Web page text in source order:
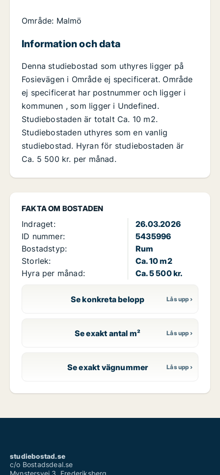
FAKTA OM BOSTADEN
Indraget:
26.03.2026
ID nummer:
5435996
Bostadstyp:
Rum
Storlek:
Ca. 10 m2
Hyra per månad:
Ca. 5 500 kr.
Se konkreta belopp
Se exakt antal m²
Se exakt vägnummer
Område: Malmö
Information och data
Denna studiebostad som uthyres ligger på
Fosievägen i Område ej specificerat. Område
ej specificerat har postnummer och ligger i
kommunen , som ligger i Undefined.
Studiebostaden är totalt Ca. 10 m2.
Studiebostaden uthyres som en vanlig
studiebostad. Hyran för studiebostaden är
Ca. 5 500 kr. per månad.
studiebostad.se
c/o Bostadsdeal.se